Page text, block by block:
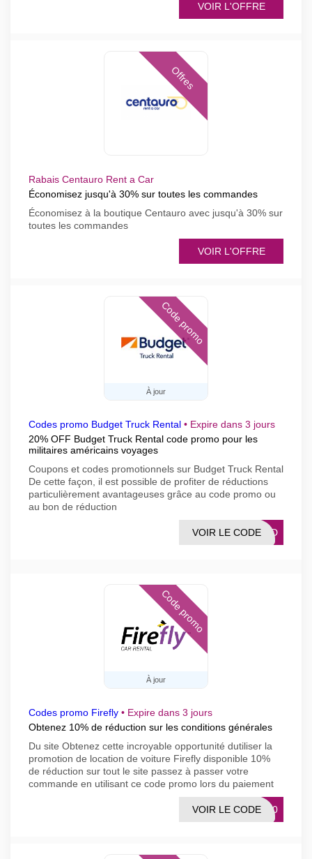
VOIR L'OFFRE
Offres
Rabais Centauro Rent a Car
Économisez jusqu'à 30% sur toutes les commandes
Économisez à la boutique Centauro avec jusqu'à 30% sur
toutes les commandes
VOIR L'OFFRE
À jour
Code promo
Codes promo Budget Truck Rental • Expire dans 3 jours
20% OFF Budget Truck Rental code promo pour les
militaires américains voyages
Coupons et codes promotionnels sur Budget Truck Rental
De cette façon, il est possible de profiter de réductions
particulièrement avantageuses grâce au code promo ou
au bon de réduction
LORD
VOIR LE CODE
À jour
Code promo
Codes promo Firefly • Expire dans 3 jours
Obtenez 10% de réduction sur les conditions générales
Du site Obtenez cette incroyable opportunité dutiliser la
promotion de location de voiture Firefly disponible 10%
de réduction sur tout le site passez à passer votre
commande en utilisant ce code promo lors du paiement
SC10
VOIR LE CODE